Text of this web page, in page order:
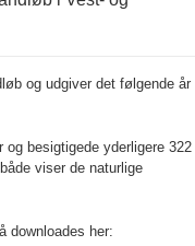
og udgiver det følgende år
og besigtigede yderligere 322
viser de naturlige
downloades her: